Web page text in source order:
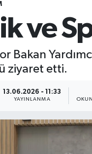
ve
Bakan
ziyaret etti.
13.06.2026 - 11:33
YAYINLANMA